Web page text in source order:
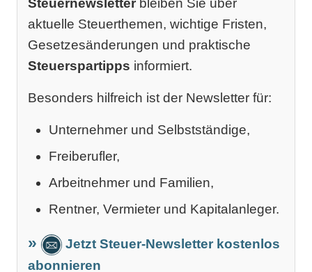
Steuernewsletter bleiben Sie über
aktuelle Steuerthemen, wichtige Fristen,
Gesetzesänderungen und praktische
Steuerspartipps informiert.
Besonders hilfreich ist der Newsletter für:
Unternehmer und Selbstständige,
Freiberufler,
Arbeitnehmer und Familien,
Rentner, Vermieter und Kapitalanleger.
Jetzt Steuer-Newsletter kostenlos
abonnieren